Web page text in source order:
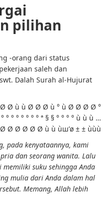
pilihan
-orang dari status
saleh dan
Dalah Surah al-Hujurat
Ø Ø ù ù Ø Ø Ø ù ° ù Ø Ø Ø Ø °
° ° ° ° ° ° ° ª § § ° ° ° ° ù ù ù …
Ø Ø Ø Ø Ø ù ù ùш’ø ± ± ùùù
pada kenyataannya, kami
dan seorang wanita. Lalu
suku sehingga Anda
mulia dari Anda dalam hal
Memang, Allah lebih